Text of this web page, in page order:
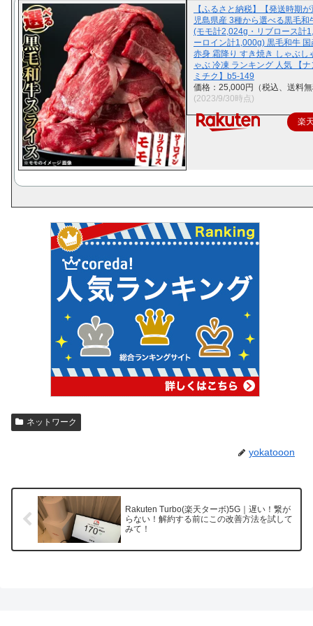
【ふるさと納税】【発送時期
児島県産 3種から選べる黒毛和
(モモ計2,024g・リブロース計
ーロイン計1,000g) 黒毛和牛 国
赤身 霜降り すき焼き しゃぶし
ゃぶ 冷凍 ランキング 人気 【
ミチク】b5-149
価格：25,000円（税込、送料
(2023/9/30時点)
楽
ネットワーク
yokatooon
Rakuten Turbo(楽天ターボ)5G｜遅い！繋が
らない！解約する前にこの改善方法を試して
みて！